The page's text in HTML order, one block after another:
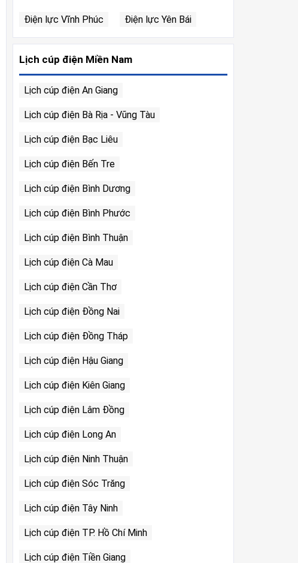
Điện lực Vĩnh Phúc Điện lực Yên Bái
Lịch cúp điện Miền Nam
Lịch cúp điện An Giang
Lịch cúp điện Bà Rịa - Vũng Tàu
Lịch cúp điện Bạc Liêu
Lịch cúp điện Bến Tre
Lịch cúp điện Bình Dương
Lịch cúp điện Bình Phước
Lịch cúp điện Bình Thuận
Lịch cúp điện Cà Mau
Lịch cúp điện Cần Thơ
Lịch cúp điện Đồng Nai
Lịch cúp điện Đồng Tháp
Lịch cúp điện Hậu Giang
Lịch cúp điện Kiên Giang
Lịch cúp điện Lâm Đồng
Lịch cúp điện Long An
Lịch cúp điện Ninh Thuận
Lịch cúp điện Sóc Trăng
Lịch cúp điện Tây Ninh
Lịch cúp điện TP. Hồ Chí Minh
Lịch cúp điện Tiền Giang